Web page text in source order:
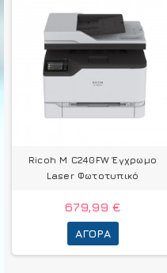
Ricoh M C240FW Έγχρωμο
Laser Φωτοτυπικό
679,99 €
ΑΓΟΡΆ